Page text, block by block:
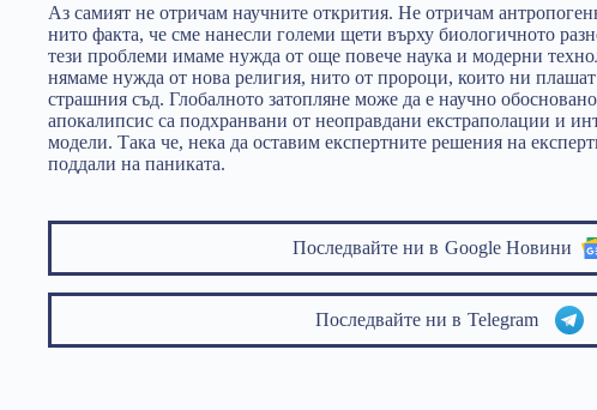
Аз самият не отричам научните открития. Не отричам
нито факта, че сме нанесли големи щети върху биологичното
тези проблеми имаме нужда от още повече наука и модерни
нямаме нужда от нова религия, нито от пророци, които ни плашат
страшния съд. Глобалното затопляне може да е научно
апокалипсис са подхранвани от неоправдани екстраполации и
модели. Така че, нека да оставим експертните решения на
поддали на паниката.
Последвайте ни в Google Новини
Последвайте ни в Telegram